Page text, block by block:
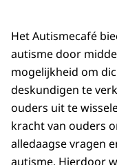
Het Autismecafé
autisme door
mogelijkheid om
deskundigen te
ouders uit te
kracht van ouders
alledaagse vragen
autisme. Hierdoor